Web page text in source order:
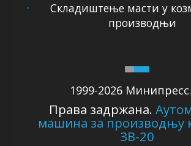
1999-2026 Минипресс
Права задржана.
машина за производњу
ЗВ-20
Складиштење масти у
производњи